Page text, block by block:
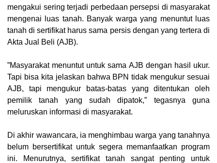
mengakui sering terjadi perbedaan persepsi di masyarakat
mengenai luas tanah. Banyak warga yang menuntut luas
tanah di sertifikat harus sama persis dengan yang tertera di
Akta Jual Beli (AJB).
‎”Masyarakat menuntut untuk sama AJB dengan hasil ukur.
Tapi bisa kita jelaskan bahwa BPN tidak mengukur sesuai
AJB, tapi mengukur batas-batas yang ditentukan oleh
pemilik tanah yang sudah dipatok,” tegasnya guna
meluruskan informasi di masyarakat.
‎Di akhir wawancara, ia menghimbau warga yang tanahnya
belum bersertifikat untuk segera memanfaatkan program
ini. Menurutnya, sertifikat tanah sangat penting untuk